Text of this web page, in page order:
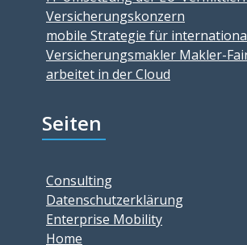
Versicherungskonzern
mobile Strategie für
Versicherungsmakler Makler-
arbeitet in der Cloud
Seiten
Consulting
Datenschutzerklärung
Enterprise Mobility
Home